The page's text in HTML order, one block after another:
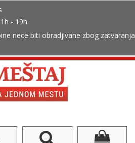
- 19h
nece biti obradjivane zbog zatvaranja